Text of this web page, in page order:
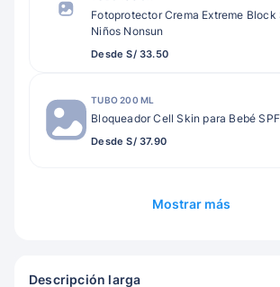
Fotoprotector Crema Extreme Block
Niños Nonsun
Desde S/ 33.50
TUBO 200 ML
Bloqueador Cell Skin para Bebé
Desde S/ 37.90
Mostrar más
Descripción larga